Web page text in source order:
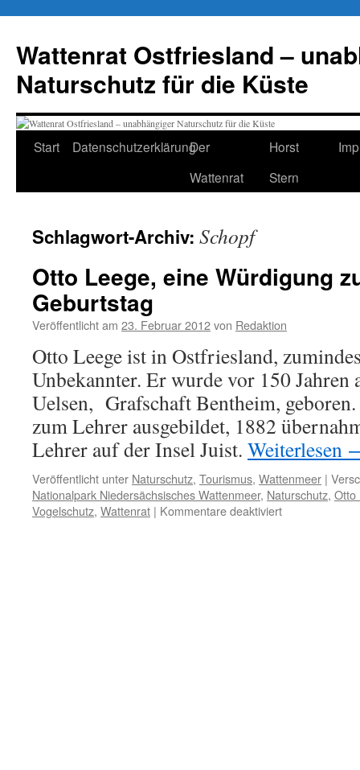
springen
Wattenrat Ostfriesland –
Naturschutz für die Küste
Start DatenschutzerklärungDer
Wattenrat
Horst
Stern
Schlagwort-Archiv: Schopf
Otto Leege, eine Würdigung
Geburtstag
Veröffentlicht am 23. Februar 2012von Redaktion
Otto Leege ist in Ostfriesland,
Unbekannter. Er wurde vor 150 Jahren
Uelsen, Grafschaft Bentheim,
zum Lehrer ausgebildet, 1882
Lehrer auf der Insel Juist. Weiterlesen
Veröffentlicht unter Naturschutz, Tourismus, Wattenmeer |
Nationalpark Niedersächsisches Wattenmeer, Naturschutz, Otto
Vogelschutz, Wattenrat | Kommentare deaktiviertfür